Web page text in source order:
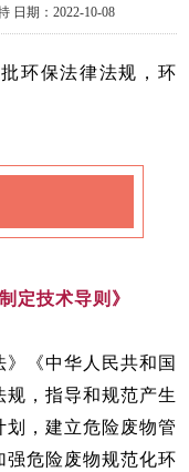
日期：2022-10-08
环保法律法规，环
定技术导则》
《中华人民共和国
，指导和规范产生
，建立危险废物管
危险废物规范化环